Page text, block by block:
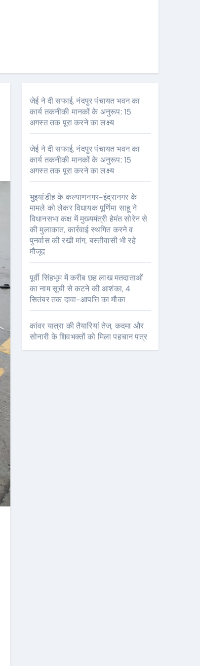
जेई ने दी सफाई, नंदपुर पंचायत भवन का
कार्य तकनीकी मानकों के अनुरूप: 15
अगस्त तक पूरा करने का लक्ष्य
जेई ने दी सफाई, नंदपुर पंचायत भवन का
कार्य तकनीकी मानकों के अनुरूप: 15
अगस्त तक पूरा करने का लक्ष्य
भुइयांडीह के कल्याणनगर-इंद्रानगर के
मामले को लेकर विधायक पूर्णिमा साहू ने
विधानसभा कक्ष में मुख्यमंत्री हेमंत सोरेन से
की मुलाकात, कार्रवाई स्थगित करने व
पुनर्वास की रखी मांग, बस्तीवासी भी रहे
मौजूद
पूर्वी सिंहभूम में करीब छह लाख मतदाताओं
का नाम सूची से कटने की आशंका, 4
सितंबर तक दावा-आपत्ति का मौका
कांवर यात्रा की तैयारियां तेज, कदमा और
सोनारी के शिवभक्तों को मिला पहचान पत्र